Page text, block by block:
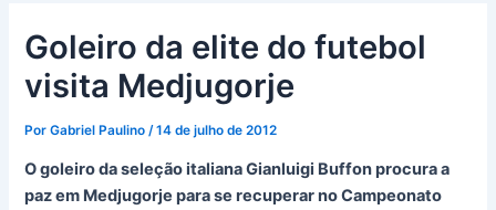
Goleiro da elite do futebol
visita Medjugorje
PorGabriel Paulino/14 de julho de 2012
O goleiro da seleção italiana Gianluigi Buffon procura a
paz em Medjugorje para se recuperar no Campeonato